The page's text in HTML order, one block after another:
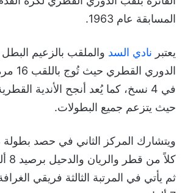
المسابقة عام 1963.
يعتبر نادي السد والملقب بالزعيم
الدوري
في 4 نسخ، كما يُعد أنجح الأندية
حيث يتزعم جميع البطولات.
ويتشارك المركز الثاني في حصد
ثم يأتي في المرتبة الثالثة فريقي